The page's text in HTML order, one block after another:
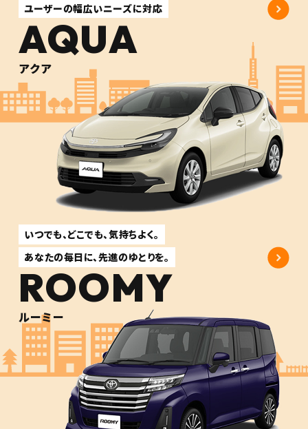
ユーザーの幅広いニーズに対応
AQUA
アクア
いつでも、どこでも、気持ちよく。
あなたの毎日に、先進のゆとりを。
ROOMY
ルーミー